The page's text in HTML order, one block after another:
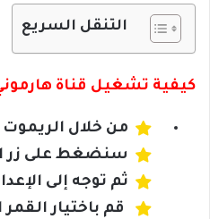
التنقل السريع
كيفية تشغيل قناة
من خلال الريموت
سنضغط على زر
ثم توجه إلى
قم باختيار